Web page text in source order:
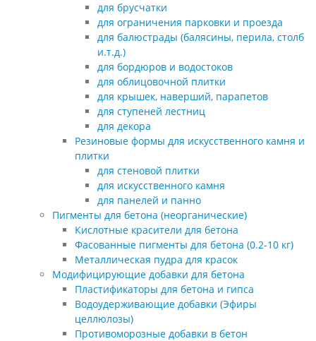
для брусчатки
для ограничения парковки и проезда
для балюстрады (балясины, перила, столб
и.т.д.)
для бордюров и водостоков
для облицовочной плитки
для крышек, наверший, парапетов
для ступеней лестниц
для декора
Резиновые формы для искусственного камня и
плитки
для стеновой плитки
для искусственного камня
для панелей и панно
Пигменты для бетона (неорганические)
Кислотные красители для бетона
Фасованные пигменты для бетона (0.2-10 кг)
Металлическая пудра для красок
Модифицирующие добавки для бетона
Пластификаторы для бетона и гипса
Водоудерживающие добавки (Эфиры
целлюлозы)
Противоморозные добавки в бетон